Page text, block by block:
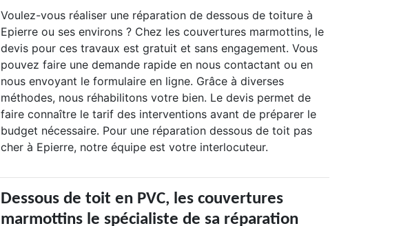
Voulez-vous réaliser une réparation de dessous de toiture à
Epierre ou ses environs ? Chez les couvertures marmottins, le
devis pour ces travaux est gratuit et sans engagement. Vous
pouvez faire une demande rapide en nous contactant ou en
nous envoyant le formulaire en ligne. Grâce à diverses
méthodes, nous réhabilitons votre bien. Le devis permet de
faire connaître le tarif des interventions avant de préparer le
budget nécessaire. Pour une réparation dessous de toit pas
cher à Epierre, notre équipe est votre interlocuteur.
Dessous de toit en PVC, les couvertures
marmottins le spécialiste de sa réparation